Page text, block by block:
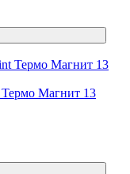
Термо Магнит 13